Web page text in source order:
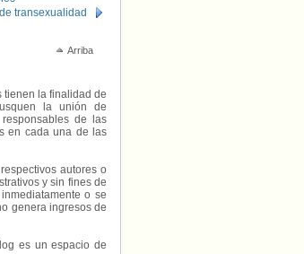
transexualidad
Arriba
tienen la finalidad de
la unión de
de las
en cada una de las
autores o
y sin fines de
o se
genera ingresos de
es un espacio de